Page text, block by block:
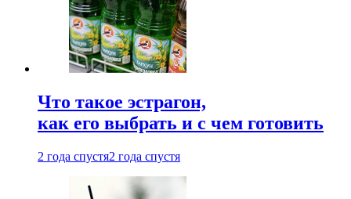
Что такое эстрагон,
как его выбрать и с чем готовить
2 года спустя2 года спустя